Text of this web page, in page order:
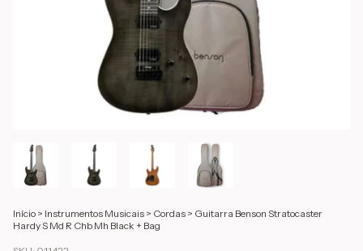
Início > Instrumentos Musicais > Cordas > Guitarra Benson Stratocaster
Hardy S Md R Chb Mh Black + Bag